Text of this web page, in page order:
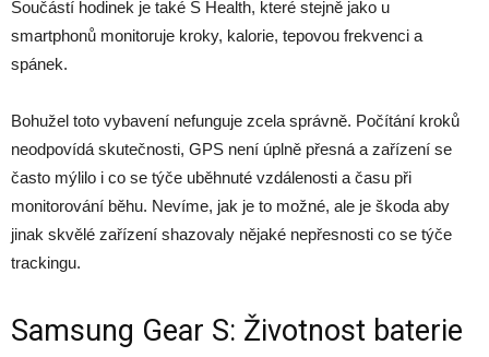
Součástí hodinek je také S Health, které stejně jako u
smartphonů monitoruje kroky, kalorie, tepovou frekvenci a
spánek.
Bohužel toto vybavení nefunguje zcela správně. Počítání kroků
neodpovídá skutečnosti, GPS není úplně přesná a zařízení se
často mýlilo i co se týče uběhnuté vzdálenosti a času při
monitorování běhu. Nevíme, jak je to možné, ale je škoda aby
jinak skvělé zařízení shazovaly nějaké nepřesnosti co se týče
trackingu.
Samsung Gear S: Životnost baterie